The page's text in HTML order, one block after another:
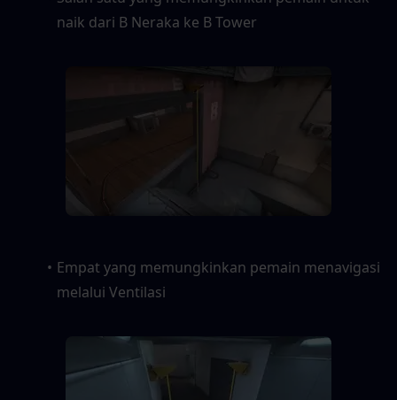
naik dari B Neraka ke B Tower
Empat yang memungkinkan pemain menavigasi
melalui Ventilasi